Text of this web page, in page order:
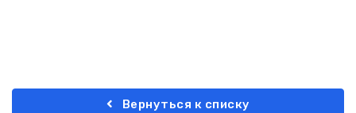
Вернуться к списку